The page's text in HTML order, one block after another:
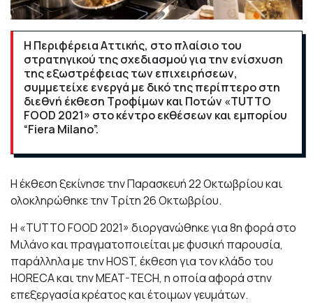
Η Περιφέρεια Αττικής, στο πλαίσιο του
στρατηγικού της σχεδιασμού για την ενίσχυση
της εξωστρέφειας των επιχειρήσεων,
συμμετείχε ενεργά με δικό της περίπτερο στη
διεθνή έκθεση Τροφίμων και Ποτών «TUTTO
FOOD 2021» στο κέντρο εκθέσεων και εμπορίου
“Fiera Milano”.
Η έκθεση ξεκίνησε την Παρασκευή 22 Οκτωβρίου και
ολοκληρώθηκε την Τρίτη 26 Οκτωβρίου.
Η «TUTTO FOOD 2021» διοργανώθηκε για 8η φορά στο
Μιλάνο και πραγματοποιείται με φυσική παρουσία,
παράλληλα με την HOST, έκθεση για τον κλάδο του
HORECA και την MEAT-TECH, η οποία αφορά στην
επεξεργασία κρέατος και έτοιμων γευμάτων.